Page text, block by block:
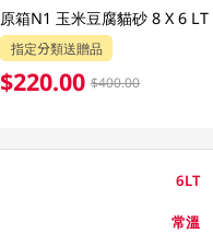
原箱N1 玉米豆腐貓砂 8 X 6 LT
指定分類送贈品
$220.00 $400.00
6LT
常溫